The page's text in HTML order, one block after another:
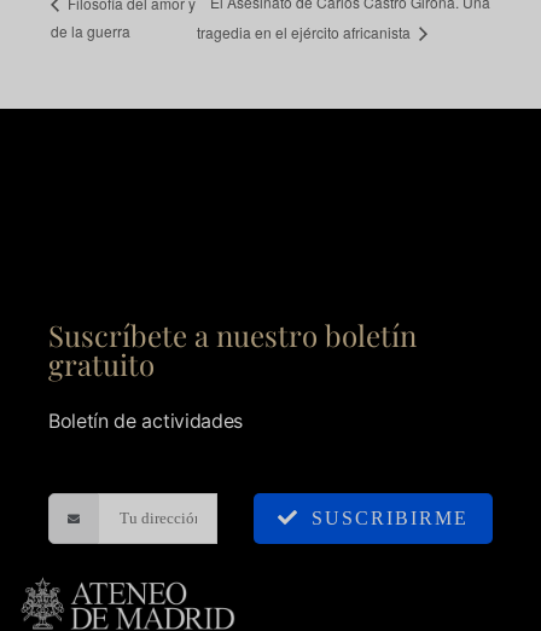
de la guerra
tragedia en el ejército africanista
Suscríbete a nuestro boletín
gratuito
Boletín de actividades
SUSCRIBIRME